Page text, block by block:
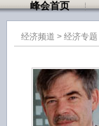
峰会首页
经济频道 > 经济专题